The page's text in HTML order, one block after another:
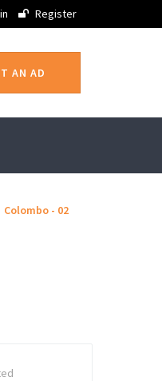
Register
AN AD
Colombo - 02